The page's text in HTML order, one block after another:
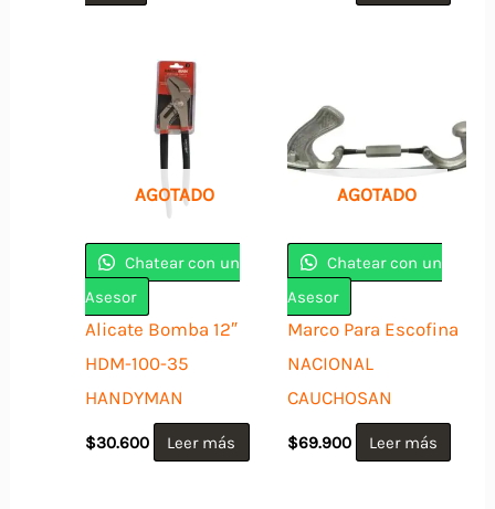
AGOTADO
Chatear con un
Asesor
Alicate Bomba 12″
HDM-100-35
HANDYMAN
$30.600 Leer más
AGOTADO
Chatear con un
Asesor
Marco Para Escofina
NACIONAL
CAUCHOSAN
$69.900 Leer más